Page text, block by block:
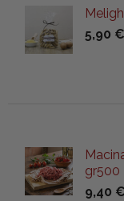
5,90 €
gr500
9,40 €